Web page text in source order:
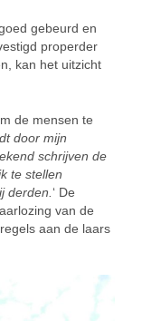
gebeurd en
properder
kan het uitzicht
de mensen te
door mijn
schrijven de
te stellen
derden.‘ De
van de
aan de laars